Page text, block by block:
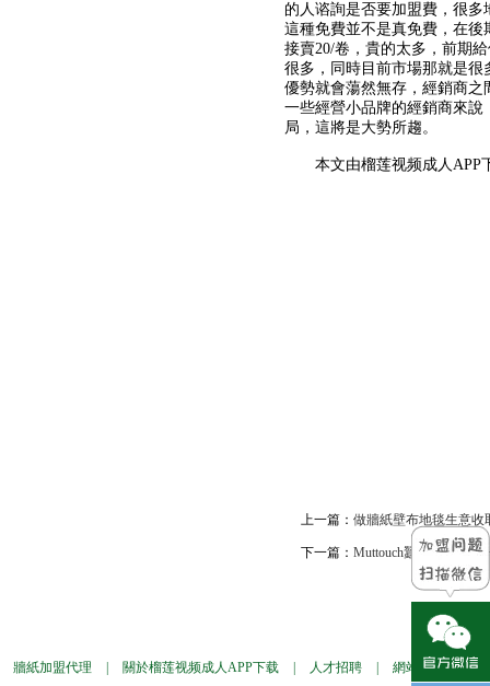
的人谘詢是否要加盟費，很多地
這種免費並不是真免費，在後
接賣20/卷，貴的太多，前
很多，同時目前市場那就是
優勢就會蕩然無存，經銷商之
一些經營小品牌的經銷商來說
局，這將是大勢所趨。
本文由榴莲视频成人APP
上一篇： 做牆紙壁布地毯生意
下一篇： Muttouch蠶絲壁紙星期
牆紙加盟代理 關於榴莲视频成人APP下载 人才招聘 網站地圖 | 牆